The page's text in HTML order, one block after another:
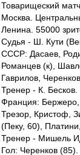
Товарищеский матч.
Москва.
Ленина. 55000
Судья - Ш. Кути
СССР: Дасаев,
Романцев (к),
Гаврилов,
Тренер - К. Бесков.
Франция:
Трезор, Кристоф,
(Пеку, 60),
Тренер - Мишель
Гол: Черенков (85).